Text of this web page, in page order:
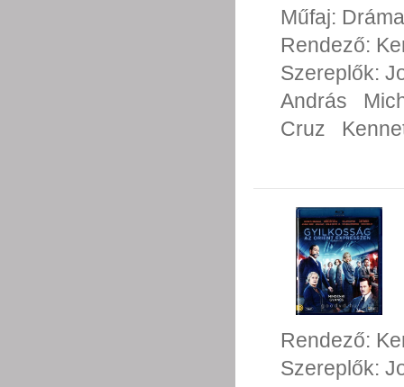
Műfaj: Dráma
Rendező:
Szereplők:
András
Cruz
Rendező:
Szereplők: